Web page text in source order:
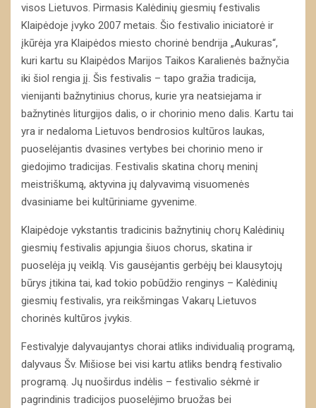
visos Lietuvos. Pirmasis Kalėdinių giesmių festivalis
Klaipėdoje įvyko 2007 metais. Šio festivalio iniciatorė ir
įkūrėja yra Klaipėdos miesto chorinė bendrija „Aukuras“,
kuri kartu su Klaipėdos Marijos Taikos Karalienės bažnyčia
iki šiol rengia jį. Šis festivalis – tapo gražia tradicija,
vienijanti bažnytinius chorus, kurie yra neatsiejama ir
bažnytinės liturgijos dalis, o ir chorinio meno dalis. Kartu tai
yra ir nedaloma Lietuvos bendrosios kultūros laukas,
puoselėjantis dvasines vertybes bei chorinio meno ir
giedojimo tradicijas. Festivalis skatina chorų meninį
meistriškumą, aktyvina jų dalyvavimą visuomenės
dvasiniame bei kultūriniame gyvenime.
Klaipėdoje vykstantis tradicinis bažnytinių chorų Kalėdinių
giesmių festivalis apjungia šiuos chorus, skatina ir
puoselėja jų veiklą. Vis gausėjantis gerbėjų bei klausytojų
būrys įtikina tai, kad tokio pobūdžio renginys – Kalėdinių
giesmių festivalis, yra reikšmingas Vakarų Lietuvos
chorinės kultūros įvykis.
Festivalyje dalyvaujantys chorai atliks individualią programą,
dalyvaus Šv. Mišiose bei visi kartu atliks bendrą festivalio
programą. Jų nuoširdus indėlis – festivalio sėkmė ir
pagrindinis tradicijos puoselėjimo bruožas bei